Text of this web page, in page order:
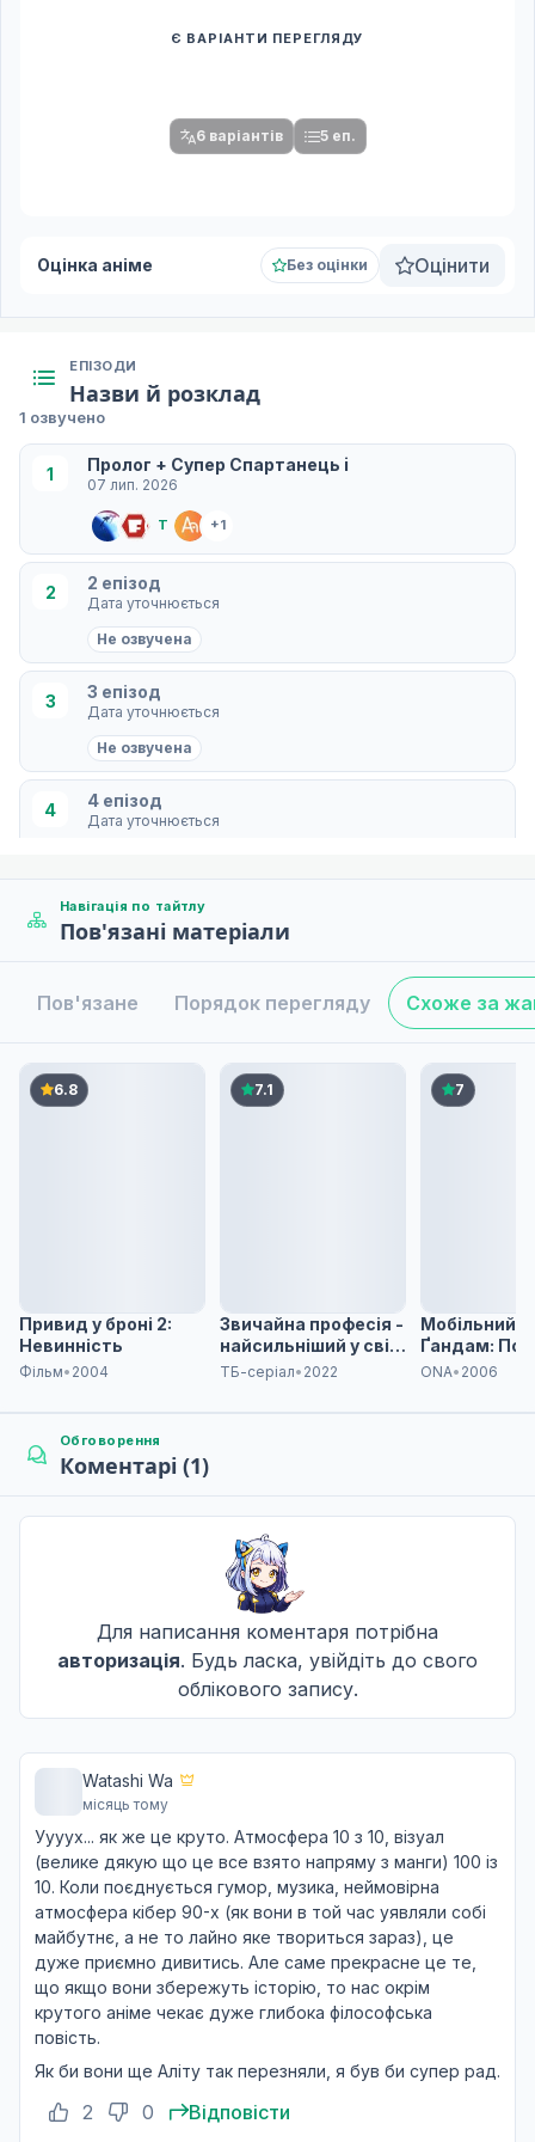
Є ВАРІАНТИ ПЕРЕГЛЯДУ
6 варіантів 5 еп.
Оцінка аніме Без оцінки Оцінити
ЕПІЗОДИ
Назви й розклад
1 озвучено
1 Пролог + Супер Спартанець i
07 лип. 2026
T +1
2 2 епізод
Дата уточнюється
Не озвучена
3 3 епізод
Дата уточнюється
Не озвучена
4 4 епізод
Дата уточнюється
5 5 епізод
Дата уточнюється
Не озвучена
Навігація по тайтлу
Пов'язані матеріали
Пов'язане Порядок перегляду Схоже за
6.8
Привид у броні 2:
Невинність
Фільм• 2004
7.1
Звичайна професія -
найсильніший у світі
- 2 сезон
ТБ-серіал• 2022
7
Мобільний
Ґандам:
КЕ73 -
ONA• 2006
Обговорення
Коментарі (1)
Для написання коментаря потрібна
авторизація. Будь ласка, увійдіть до свого
облікового запису.
Watashi Wa
місяць тому
Уууух... як же це круто. Атмосфера 10 з 10, візуал
(велике дякую що це все взято напряму з манги) 100 із
10. Коли поєднується гумор, музика, неймовірна
атмосфера кібер 90-х (як вони в той час уявляли собі
майбутнє, а не то лайно яке твориться зараз), це
дуже приємно дивитись. Але саме прекрасне це те,
що якщо вони збережуть історію, то нас окрім
крутого аніме чекає дуже глибока філософська
повість.
Як би вони ще Аліту так перезняли, я був би супер рад.
2 0 Відповісти